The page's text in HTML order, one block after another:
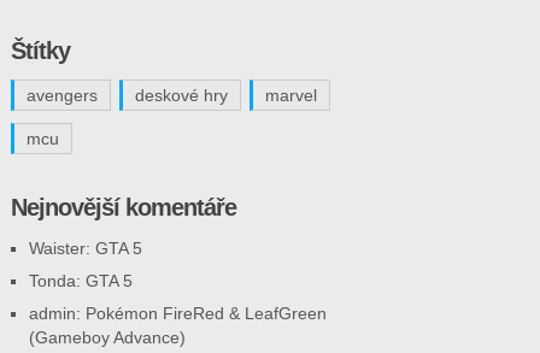
Štítky
avengers deskové hry marvel
mcu
Nejnovější komentáře
Waister: GTA 5
Tonda: GTA 5
admin: Pokémon FireRed & LeafGreen
(Gameboy Advance)